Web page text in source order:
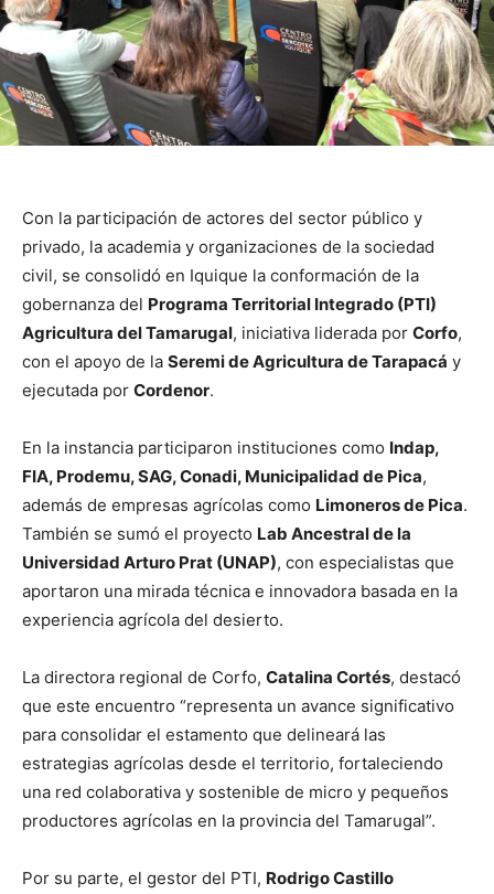
Con la participación de actores del sector público y
privado, la academia y organizaciones de la sociedad
civil, se consolidó en Iquique la conformación de la
gobernanza del Programa Territorial Integrado (PTI)
Agricultura del Tamarugal, iniciativa liderada por Corfo,
con el apoyo de la Seremi de Agricultura de Tarapacá y
ejecutada por Cordenor.
En la instancia participaron instituciones como Indap,
FIA, Prodemu, SAG, Conadi, Municipalidad de Pica,
además de empresas agrícolas como Limoneros de Pica.
También se sumó el proyecto Lab Ancestral de la
Universidad Arturo Prat (UNAP), con especialistas que
aportaron una mirada técnica e innovadora basada en la
experiencia agrícola del desierto.
La directora regional de Corfo, Catalina Cortés, destacó
que este encuentro “representa un avance significativo
para consolidar el estamento que delineará las
estrategias agrícolas desde el territorio, fortaleciendo
una red colaborativa y sostenible de micro y pequeños
productores agrícolas en la provincia del Tamarugal”.
Por su parte, el gestor del PTI, Rodrigo Castillo